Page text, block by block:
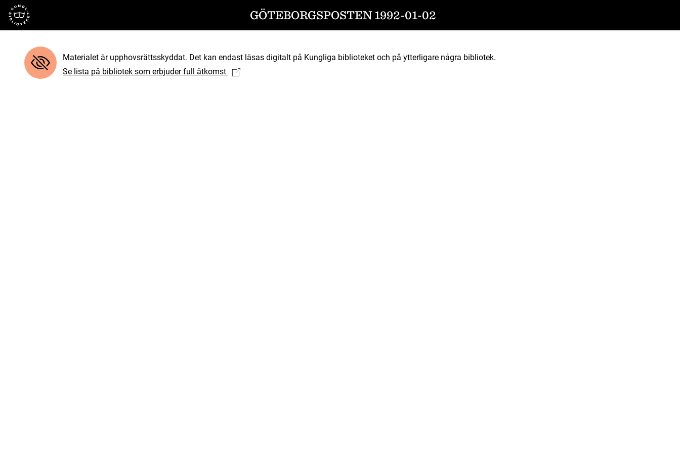
Till startsidan GÖTEBORGSPOSTEN 1992-01-02
Materialet är upphovsrättsskyddat. Det kan endast läsas digitalt på Kungliga biblioteket och på ytterligare några bibliotek.
Se lista på bibliotek som erbjuder full åtkomst